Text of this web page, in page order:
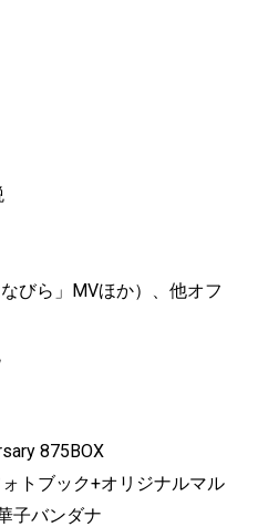
びら」MVほか）、他オフ
875BOX
トブック+オリジナルマル
子バンダナ